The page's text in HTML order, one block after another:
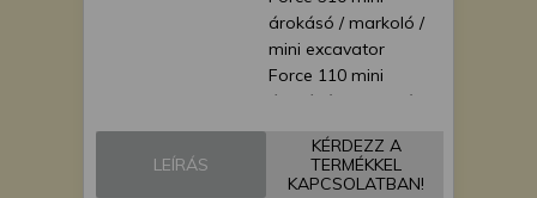
árokásó / markoló /
mini excavator
Force 110 mini
árokásó / markoló /
Force 110 Ex mini
árokásó / markoló /
LEÍRÁS
KÉRDEZZ A
TERMÉKKEL
KAPCSOLATBAN!